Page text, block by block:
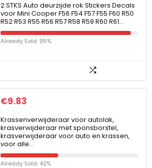
2 STKS Auto deurzijde rok Stickers Decals
voor Mini Cooper F56 F54 F57 F55 F60 R50
R52 R53 R55 R56 R57 R58 R59 R60 R61…
Already Sold: 95%
€9.83
Krassenverwijderaar voor autolak,
krasverwijderaar met sponsborstel,
krasverwijderaar voor auto en krassen,
voor alle…
Already Sold: 42%